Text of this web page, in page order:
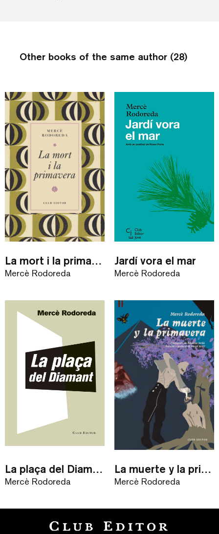
Other books of the same author (28)
La mort i la primavera
Mercè Rodoreda
Jardí vora el mar
Mercè Rodoreda
La plaça del Diamant
Mercè Rodoreda
La muerte y la primavera
Mercè Rodoreda